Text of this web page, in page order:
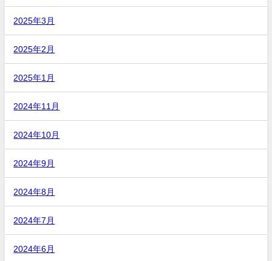
2025年3月
2025年2月
2025年1月
2024年11月
2024年10月
2024年9月
2024年8月
2024年7月
2024年6月